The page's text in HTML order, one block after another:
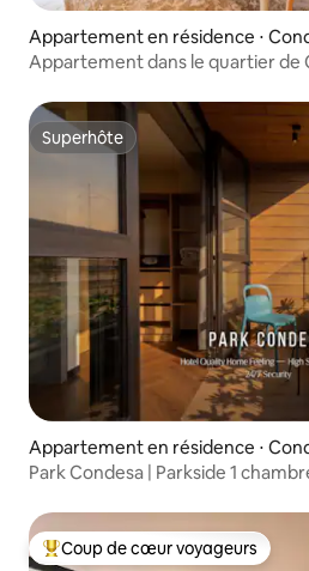
Appartement en résidence ⋅
Appartement dans le quartier de
Superhôte
Superhôte
Appartement en résidence ⋅
Park Condesa | Parkside 1
Coups de cœur voyageurs les plus
Coup de cœur voyageurs